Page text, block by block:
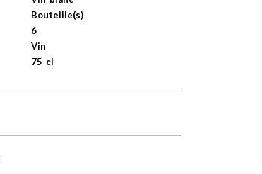
Bouteille(s)
6
Vin
75 cl